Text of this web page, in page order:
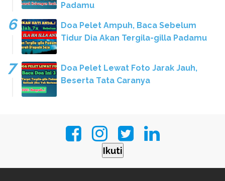
Padamu
Doa Pelet Ampuh, Baca Sebelum
Tidur Dia Akan Tergila-gilla Padamu
Doa Pelet Lewat Foto Jarak Jauh,
Beserta Tata Caranya
Ikuti